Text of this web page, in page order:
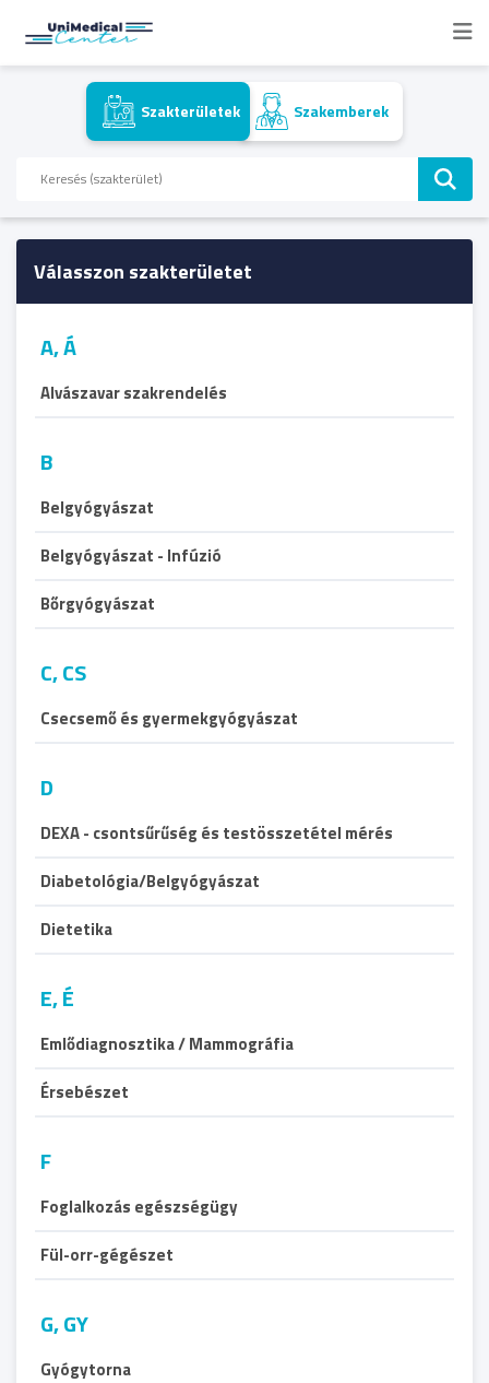
Szakterületek Szakemberek
Válasszon szakterületet
A, Á
Alvászavar szakrendelés
B
Belgyógyászat
Belgyógyászat - Infúzió
Bőrgyógyászat
C, CS
Csecsemő és gyermekgyógyászat
D
DEXA - csontsűrűség és testösszetétel mérés
Diabetológia/Belgyógyászat
Dietetika
E, É
Emlődiagnosztika / Mammográfia
Érsebészet
F
Foglalkozás egészségügy
Fül-orr-gégészet
G, GY
Gyógytorna